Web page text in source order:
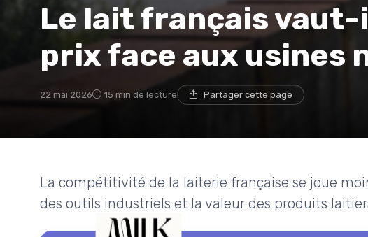
Le lait français vaut-
prix face aux usines
22 mai 2026 15 min de lecture Partager cette page
La compétitivité de la laiterie française se joue
des outils industriels et la valeur des produits